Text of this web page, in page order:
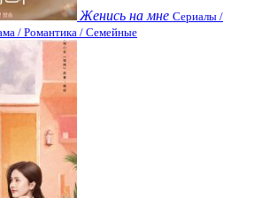
Женись на мне Сериалы /
/ Романтика / Семейные